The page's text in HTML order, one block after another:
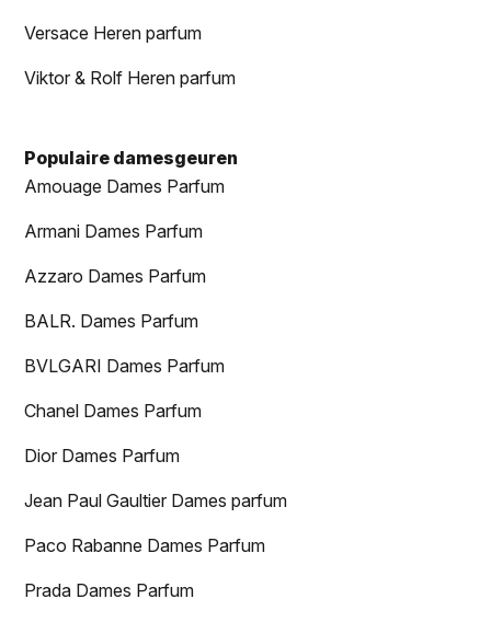
Versace Heren parfum
Viktor & Rolf Heren parfum
Populaire damesgeuren
Amouage Dames Parfum
Armani Dames Parfum
Azzaro Dames Parfum
BALR. Dames Parfum
BVLGARI Dames Parfum
Chanel Dames Parfum
Dior Dames Parfum
Jean Paul Gaultier Dames parfum
Paco Rabanne Dames Parfum
Prada Dames Parfum